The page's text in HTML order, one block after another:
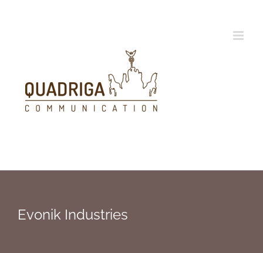
Evonik Industries